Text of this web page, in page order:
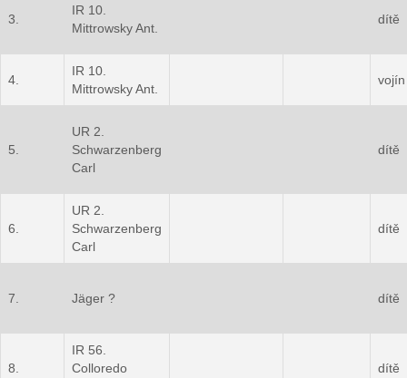
3.
IR 10.
Mittrowsky Ant.
dítě
4.
IR 10.
Mittrowsky Ant.
vojín
5.
UR 2.
Schwarzenberg
Carl
dítě
6.
UR 2.
Schwarzenberg
Carl
dítě
7. Jäger ? dítě
8.
IR 56.
Colloredo
dítě